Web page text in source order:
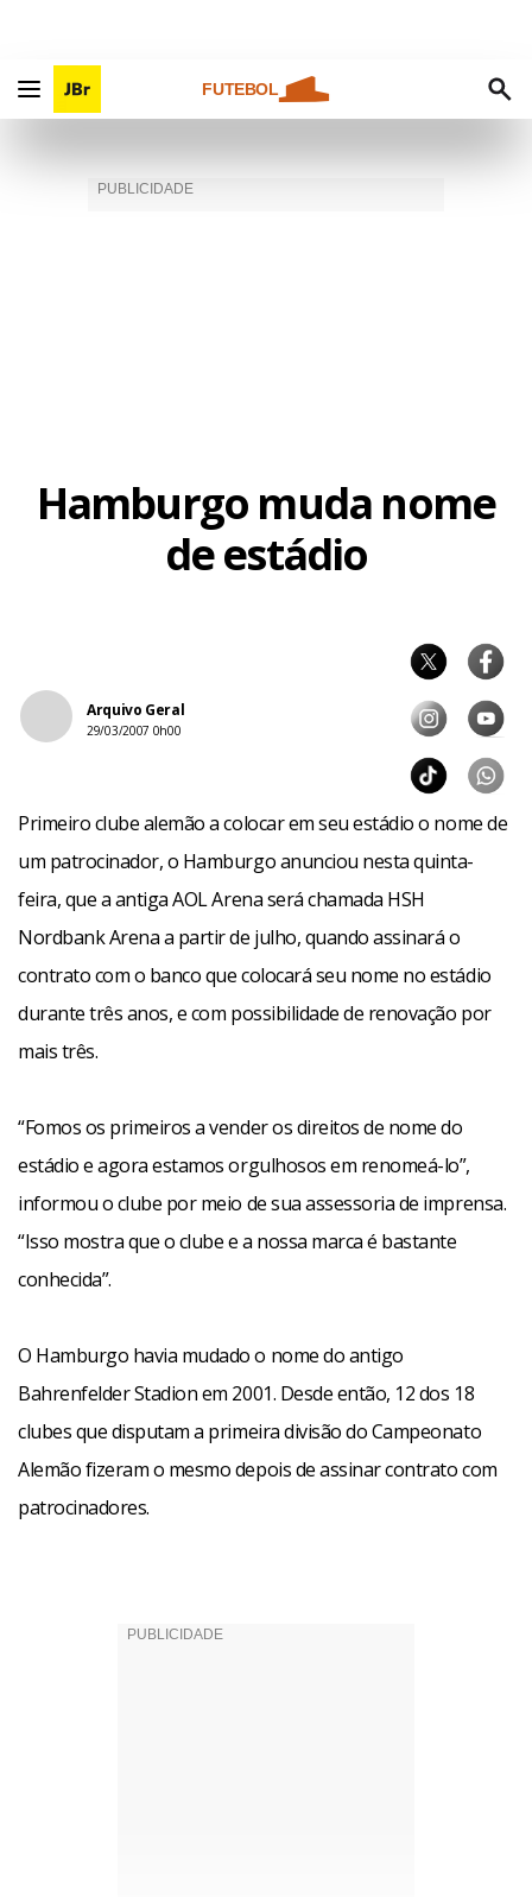
FUTEBOL
Hamburgo muda nome
de estádio
Arquivo Geral
29/03/2007 0h00
Primeiro clube alemão a colocar em seu estádio o nome de
um patrocinador, o Hamburgo anunciou nesta quinta-
feira, que a antiga AOL Arena será chamada HSH
Nordbank Arena a partir de julho, quando assinará o
contrato com o banco que colocará seu nome no estádio
durante três anos, e com possibilidade de renovação por
mais três.
“Fomos os primeiros a vender os direitos de nome do
estádio e agora estamos orgulhosos em renomeá-lo”,
informou o clube por meio de sua assessoria de imprensa.
“Isso mostra que o clube e a nossa marca é bastante
conhecida”.
O Hamburgo havia mudado o nome do antigo
Bahrenfelder Stadion em 2001. Desde então, 12 dos 18
clubes que disputam a primeira divisão do Campeonato
Alemão fizeram o mesmo depois de assinar contrato com
patrocinadores.